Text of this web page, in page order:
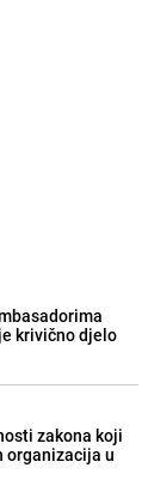
krivično djelo
zakona koji
organizacija u